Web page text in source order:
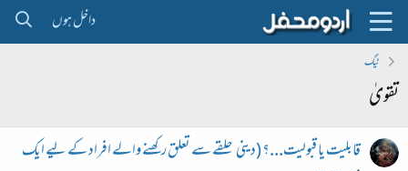
داخل ہوں
ٹیگ
تقویٰ
قابلیت یا قبولیت...؟ (دینی حلقے سے تعلق رکھنے والے افراد کے لیے ایک